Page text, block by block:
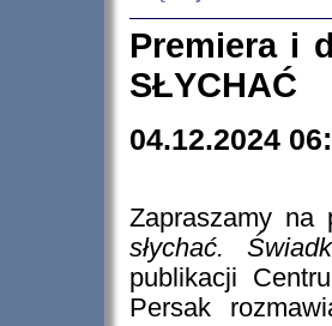
Premiera i
SŁYCHAĆ
04.12.2024
Zapraszamy
słychać.
publikacji
Persak